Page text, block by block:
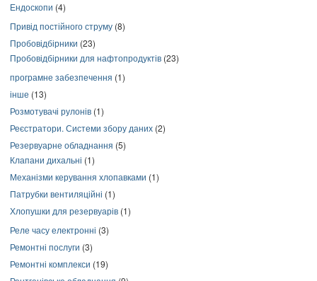
Ендоскопи (4)
Привід постійного струму (8)
Пробовідбірники (23)
Пробовідбірники для нафтопродуктів (23)
програмне забезпечення (1)
інше (13)
Розмотувачі рулонів (1)
Реєстратори. Системи збору даних (2)
Резервуарне обладнання (5)
Клапани дихальні (1)
Механізми керування хлопавками (1)
Патрубки вентиляційні (1)
Хлопушки для резервуарів (1)
Реле часу електронні (3)
Ремонтні послуги (3)
Ремонтні комплекси (19)